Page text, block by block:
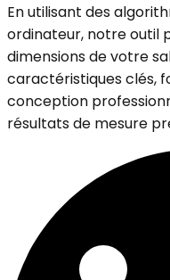
En utilisant des
ordinateur, notre outil
dimensions de votre
caractéristiques clés,
conception
résultats de mesure